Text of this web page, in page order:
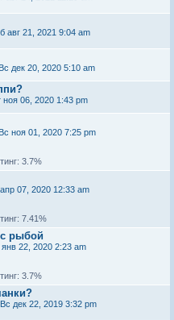
авг 21, 2021 9:04 am
Вс дек 20, 2020 5:10 am
ноя 06, 2020 1:43 pm
Вс ноя 01, 2020 7:25 pm
3.7%
07, 2020 12:33 am
7.41%
рыбой
22, 2020 2:23 am
3.7%
Вс дек 22, 2019 3:32 pm